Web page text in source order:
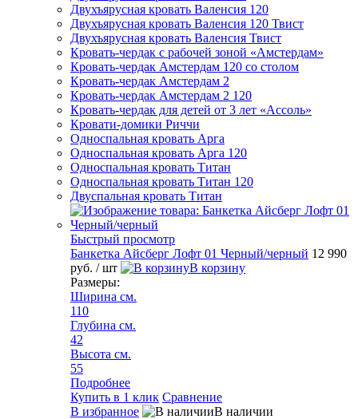
Двухъярусная кровать Валенсия 120
Двухъярусная кровать Валенсия 120 Твист
Двухъярусная кровать Валенсия Твист
Кровать-чердак с рабочей зоной «Амстердам»
Кровать-чердак Амстердам 120 со столом
Кровать-чердак Амстердам 2
Кровать-чердак Амстердам 2 120
Кровать-чердак для детей от 3 лет «Ассоль»
Кровати-домики Риччи
Односпальная кровать Арга
Односпальная кровать Арга 120
Односпальная кровать Титан
Односпальная кровать Титан 120
Двуспальная кровать Титан
Быстрый просмотр
Банкетка Айсберг Лофт 01 Черный/черный 12 990
руб. / шт
В корзину
Размеры:
Ширина см.
110
Глубина см.
42
Высота см.
55
Подробнее
Купить в 1 клик Сравнение
В избранное
В наличии